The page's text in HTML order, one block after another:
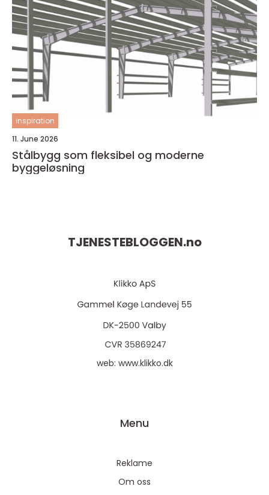
inspiration
11. June 2026
Stålbygg som fleksibel og moderne
byggeløsning
TJENESTEBLOGGEN.no
web: www.klikko.dk
Menu
Reklame
Om oss